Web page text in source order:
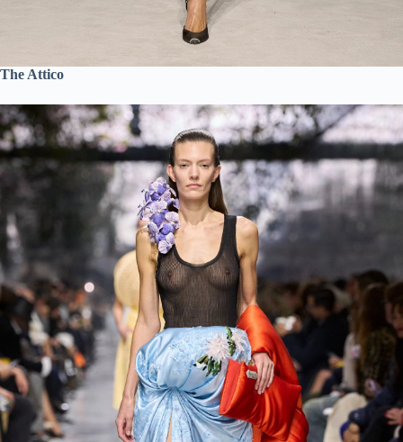
The Attico